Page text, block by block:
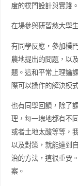
度的樸門設計與實踐。
在場參與研習慈大學
有同學反應，參加樸
農地提出的問題，以
題。這和平常上理論
際可以操作的解決模
也有同學回饋，除了
理，每一塊地都有不
或者土地太酸等等，
以及對策，就能達到
治的方法，這很重要
案。